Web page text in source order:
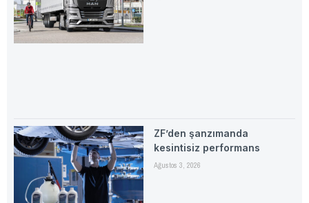
ZF’den şanzımanda
kesintisiz performans
Ağustos 3, 2026